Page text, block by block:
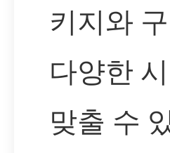
키지와
다양한
맞출 수